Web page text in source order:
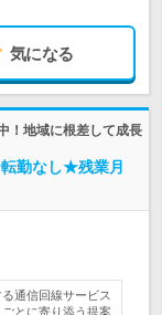
気になる
！地域に根差して成長
勤なし★残業月
通信回線サービス
とに寄り添う提案